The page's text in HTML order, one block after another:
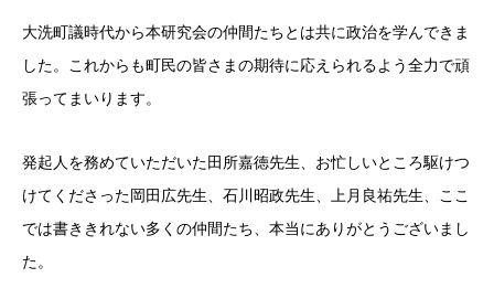
大洗町議時代から本研究会の仲間たちとは共に政治を学んできま
した。これからも町民の皆さまの期待に応えられるよう全力で頑
張ってまいります。
発起人を務めていただいた田所嘉徳先生、お忙しいところ駆けつ
けてくださった岡田広先生、石川昭政先生、上月良祐先生、ここ
では書ききれない多くの仲間たち、本当にありがとうございまし
た。